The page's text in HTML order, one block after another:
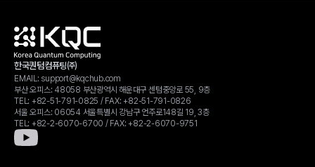
한국퀀텀컴퓨팅㈜
EMAIL: support@kqchub.com
부산 오피스: 48058 부산광역시 해운대구 센텀중앙로 55, 9층
TEL: +82-51-791-0825 / FAX: +82-51-791-0826
서울 오피스: 06054 서울특별시 강남구 언주로148길 19, 3층
TEL: +82-2-6070-6700 / FAX: +82-2-6070-9751